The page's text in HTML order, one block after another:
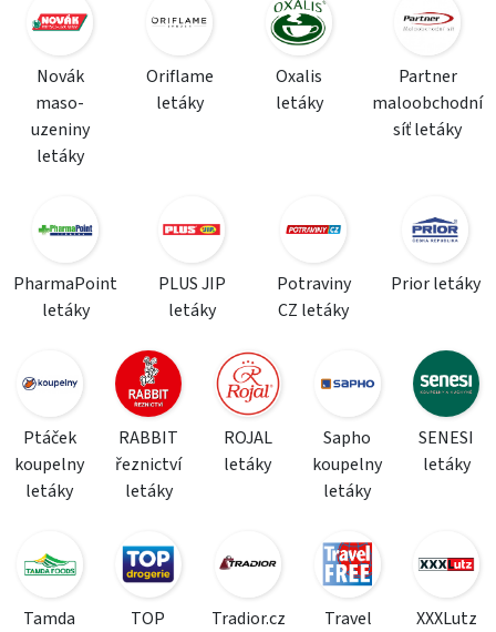
Novák
maso-
uzeniny
letáky
Oriflame
letáky
Oxalis
letáky
Partner
maloobchodní
síť letáky
PharmaPoint
letáky
PLUS JIP
letáky
Potraviny
CZ letáky
Prior letáky
Ptáček
koupelny
letáky
RABBIT
řeznictví
letáky
ROJAL
letáky
Sapho
koupelny
letáky
SENESI
letáky
Tamda
TOP
Tradior.cz
Travel
XXXLutz